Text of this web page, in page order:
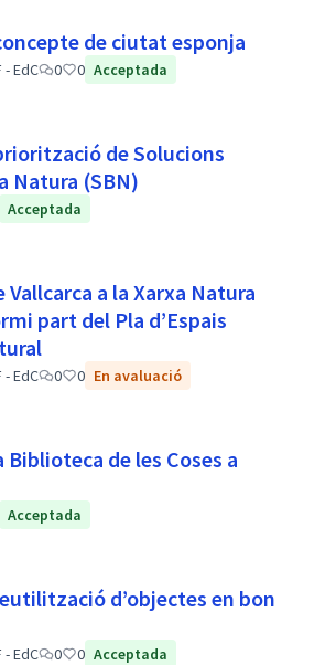
de ciutat esponja
- EdC 0 0 Acceptada
de Solucions
Natura (SBN)
Acceptada
a la Xarxa Natura
part del Pla d’Espais
- EdC 0 0 En avaluació
Biblioteca de les Coses a
Acceptada
d’objectes en bon
- EdC 0 0 Acceptada